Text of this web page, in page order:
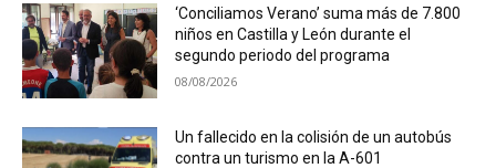
‘Conciliamos Verano’ suma más de 7.800
niños en Castilla y León durante el
segundo periodo del programa
08/08/2026
Un fallecido en la colisión de un autobús
contra un turismo en la A-601